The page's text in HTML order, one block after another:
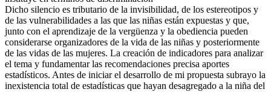
Dicho silencio es tributario de la invisibilidad, de los estereotipos y
de las vulnerabilidades a las que las niñas están expuestas y que,
junto con el aprendizaje de la vergüenza y la obediencia pueden
considerarse organizadores de la vida de las niñas y posteriormente
de las vidas de las mujeres. La creación de indicadores para analizar
el tema y fundamentar las recomendaciones precisa aportes
estadísticos. Antes de iniciar el desarrollo de mi propuesta subrayo la
inexistencia total de estadísticas que hayan desagregado a la niña del